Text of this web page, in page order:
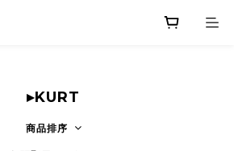
▸KURT
商品排序